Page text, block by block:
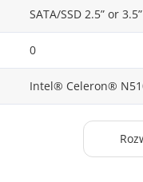
SATA/SSD 2.5” or 3.5”
0
Intel® Celeron®
Intel Celeron